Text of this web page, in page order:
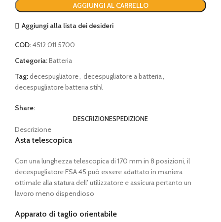
AGGIUNGI AL CARRELLO
Aggiungi alla lista dei desideri
COD:4512 011 5700
Categoria:Batteria
Tag:decespugliatore decespugliatore a batteria
decespugliatore batteria stihl
Share:
DESCRIZIONESPEDIZIONE
Descrizione
Asta telescopica
Con una lunghezza telescopica di 170 mm in 8 posizioni, il
decespugliatore FSA 45 può essere adattato in maniera
ottimale alla statura dell’ utilizzatore e assicura pertanto un
lavoro meno dispendioso
Apparato di taglio orientabile